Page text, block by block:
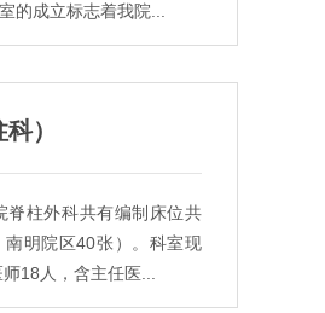
的成立标志着我院...
）
脊柱外科共有编制床位共
明院区40张）。科室现
18人，含主任医...